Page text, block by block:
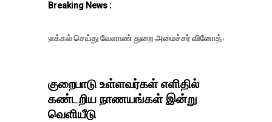
Breaking News :
செய்து வேளாண் துறை அமைச்சர் வினோத் வாசித்து வருகிறார். �.
குறைபாடு உள்ளவர்கள் எளிதில்
கண்டறிய நாணயங்கள் இன்று
வெளியீடு